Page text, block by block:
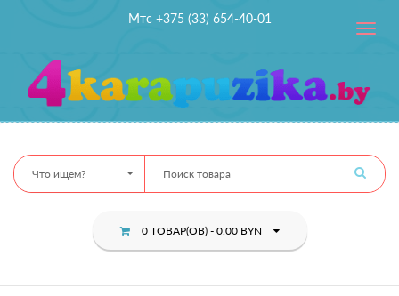
Мтс +375 (33) 654-40-01
Toggle
Что ищем?
0 ТОВАР(ОВ) - 0.00 BYN